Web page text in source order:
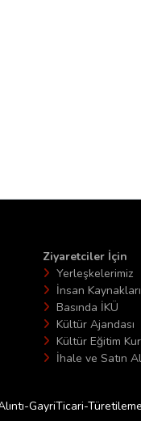
Ziyaretciler İçin
Yerleşkelerimiz
İnsan Kaynakları
Basında İKÜ
Kültür Ajandası
Kültür Eğitim
İhale ve Satın
GayriTicari-